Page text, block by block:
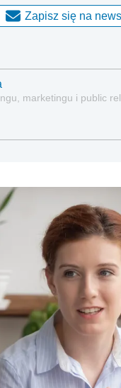
Zapisz się na
marketingu i public